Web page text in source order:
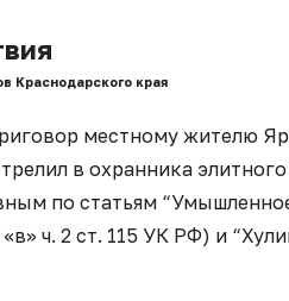
Краснодарского края
местному жителю
в охранника
по статьям
ч. 2 ст. 115 УК РФ) и